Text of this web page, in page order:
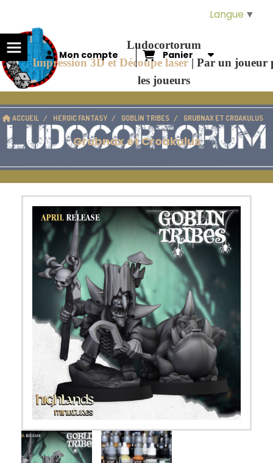
Ludocortorum
Impression 3D et Découpe laser |Par un joueur
les joueurs
Mon compte Panier
ACCUEIL HEROIC FANTASY GOBLIN TRIBES GRUBNAX ET CROAKULUS
Grubnax et Croakulus
Langue ▼